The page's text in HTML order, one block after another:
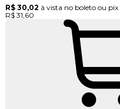
R$ 30,02 à vista no boleto ou pix
R$ 31,60